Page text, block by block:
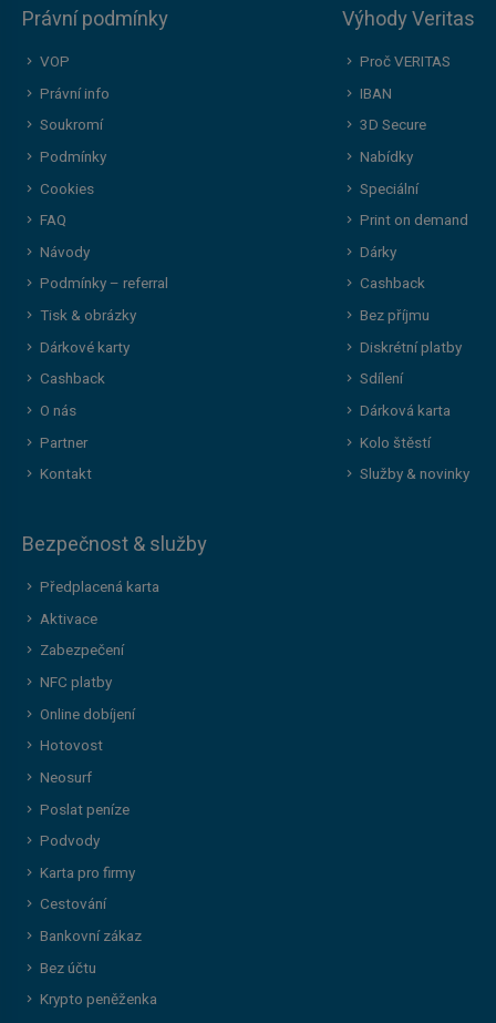
Právní podmínky
VOP
Právní info
Soukromí
Podmínky
Cookies
FAQ
Návody
Podmínky – referral
Tisk & obrázky
Dárkové karty
Cashback
O nás
Partner
Kontakt
Výhody Veritas
Proč VERITAS
IBAN
3D Secure
Nabídky
Speciální
Print on demand
Dárky
Cashback
Bez příjmu
Diskrétní platby
Sdílení
Dárková karta
Kolo štěstí
Služby & novinky
Bezpečnost & služby
Předplacená karta
Aktivace
Zabezpečení
NFC platby
Online dobíjení
Hotovost
Neosurf
Poslat peníze
Podvody
Karta pro firmy
Cestování
Bankovní zákaz
Bez účtu
Krypto peněženka